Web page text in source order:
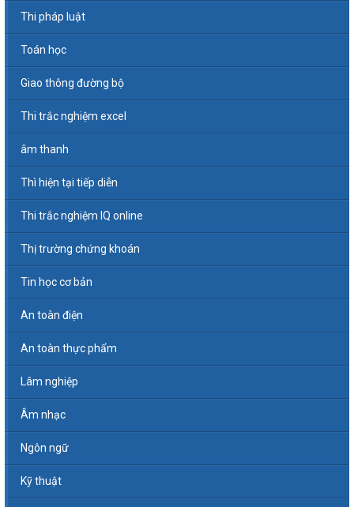
Thi pháp luật
Toán học
Giao thông đường bộ
Thi trắc nghiệm excel
âm thanh
Thì hiện tại tiếp diễn
Thi trắc nghiệm IQ online
Thị trường chứng khoán
Tin học cơ bản
An toàn điện
An toàn thực phẩm
Lâm nghiệp
Âm nhạc
Ngôn ngữ
Kỹ thuật